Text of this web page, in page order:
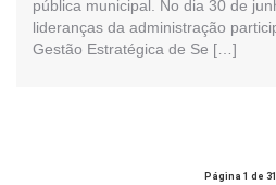
pública municipal. No dia 30 de
lideranças da administração
Gestão Estratégica de Se […]
Página 1 de